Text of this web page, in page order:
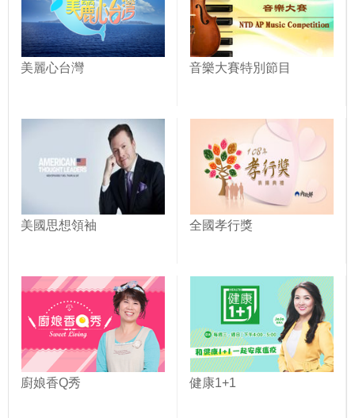
美麗心台灣 音樂大賽特別節目
美國思想領袖 全國孝行獎
廚娘香Q秀 健康1+1